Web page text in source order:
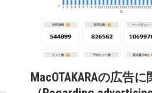
MacOTAKARAの広告